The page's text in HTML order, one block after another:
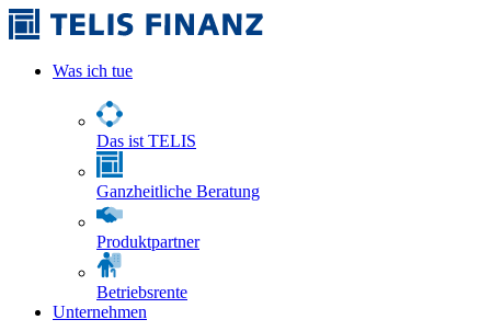
Was ich tue
Das ist TELIS
Ganzheitliche Beratung
Produktpartner
Betriebsrente
Unternehmen